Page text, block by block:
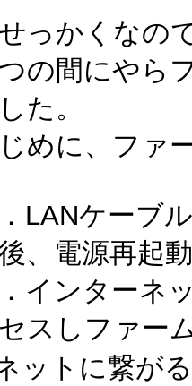
っかくなの
の間にやら
た。
めに、ファ
LANケーブ
、電源再起
インターネ
スしファー
ットに繋が